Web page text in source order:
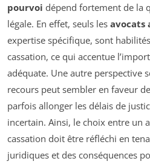
pourvoi dépend fortement de la
légale. En effet, seuls les avocats
expertise spécifique, sont
cassation, ce qui accentue
adéquate. Une autre perspective
recours peut sembler en faveur
parfois allonger les délais de
incertain. Ainsi, le choix entre un
cassation doit être réfléchi en
juridiques et des conséquences